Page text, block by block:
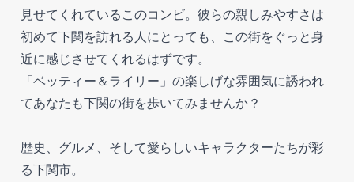
見せてくれているこのコンビ。彼らの親しみやすさは
初めて下関を訪れる人にとっても、この街をぐっと身
近に感じさせてくれるはずです。
「ベッティー＆ライリー」の楽しげな雰囲気に誘われ
てあなたも下関の街を歩いてみませんか？
歴史、グルメ、そして愛らしいキャラクターたちが彩
る下関市。